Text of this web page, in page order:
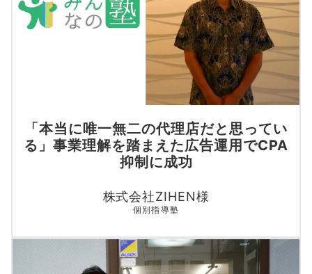
「本当に唯一無二の代理店だと思ってい
る」事業理解を踏まえた広告運用でCPA
抑制に成功
株式会社ZIHEN様
個別指導塾